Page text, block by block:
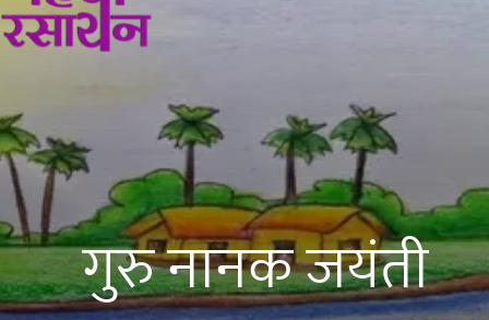
गुरु नानक जयंती